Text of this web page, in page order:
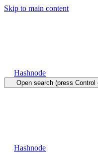
Skip to main content
Hashnode
Open search (press Control
Hashnode